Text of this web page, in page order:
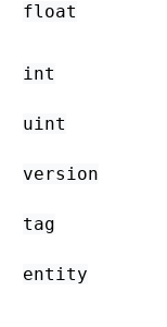
float
int
uint
version
tag
entity